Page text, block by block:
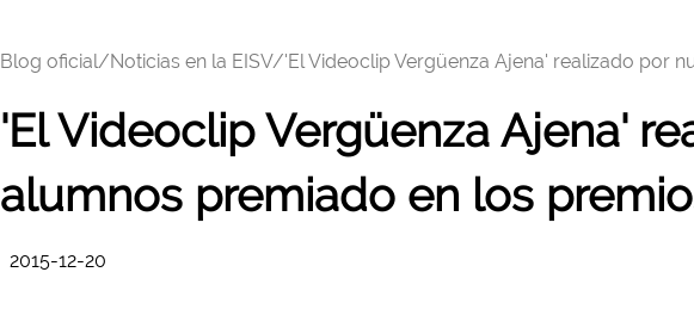
Blog oficial/Noticias en la EISV/'El Videoclip Vergüenza Ajena' realizado por
'El Videoclip Vergüenza Ajena'
alumnos premiado en los
2015-12-20